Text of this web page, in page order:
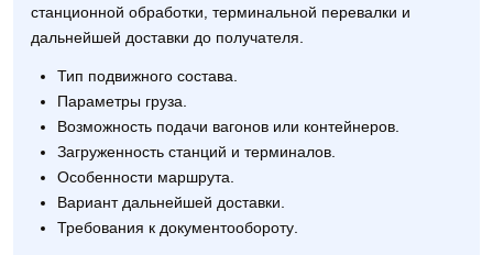
станционной обработки, терминальной перевалки и
дальнейшей доставки до получателя.
Тип подвижного состава.
Параметры груза.
Возможность подачи вагонов или контейнеров.
Загруженность станций и терминалов.
Особенности маршрута.
Вариант дальнейшей доставки.
Требования к документообороту.